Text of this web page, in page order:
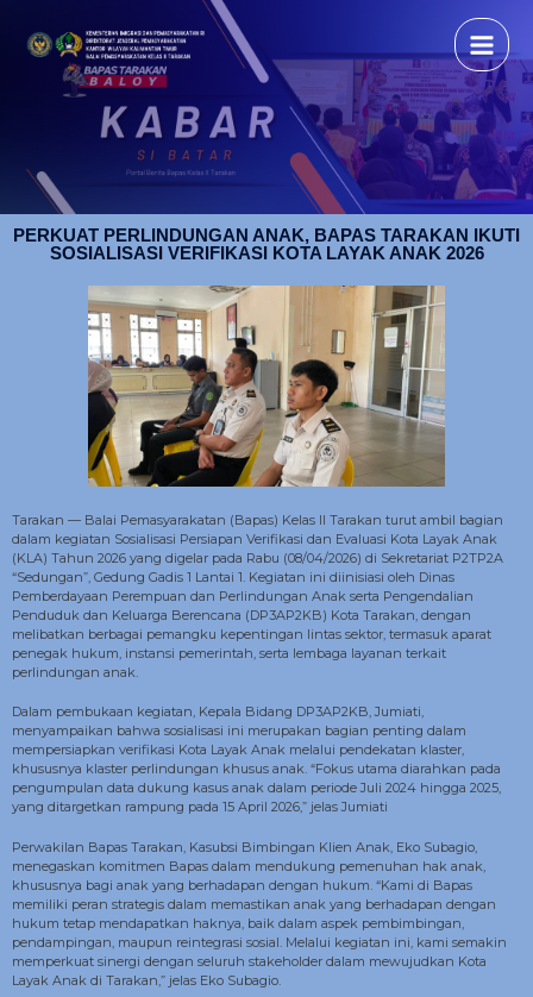
PERKUAT PERLINDUNGAN ANAK, BAPAS TARAKAN IKUTI
SOSIALISASI VERIFIKASI KOTA LAYAK ANAK 2026
Tarakan — Balai Pemasyarakatan (Bapas) Kelas II Tarakan turut ambil bagian
dalam kegiatan Sosialisasi Persiapan Verifikasi dan Evaluasi Kota Layak Anak
(KLA) Tahun 2026 yang digelar pada Rabu (08/04/2026) di Sekretariat P2TP2A
“Sedungan”, Gedung Gadis 1 Lantai 1. Kegiatan ini diinisiasi oleh Dinas
Pemberdayaan Perempuan dan Perlindungan Anak serta Pengendalian
Penduduk dan Keluarga Berencana (DP3AP2KB) Kota Tarakan, dengan
melibatkan berbagai pemangku kepentingan lintas sektor, termasuk aparat
penegak hukum, instansi pemerintah, serta lembaga layanan terkait
perlindungan anak.
Dalam pembukaan kegiatan, Kepala Bidang DP3AP2KB, Jumiati,
menyampaikan bahwa sosialisasi ini merupakan bagian penting dalam
mempersiapkan verifikasi Kota Layak Anak melalui pendekatan klaster,
khususnya klaster perlindungan khusus anak. “Fokus utama diarahkan pada
pengumpulan data dukung kasus anak dalam periode Juli 2024 hingga 2025,
yang ditargetkan rampung pada 15 April 2026,” jelas Jumiati
Perwakilan Bapas Tarakan, Kasubsi Bimbingan Klien Anak, Eko Subagio,
menegaskan komitmen Bapas dalam mendukung pemenuhan hak anak,
khususnya bagi anak yang berhadapan dengan hukum. “Kami di Bapas
memiliki peran strategis dalam memastikan anak yang berhadapan dengan
hukum tetap mendapatkan haknya, baik dalam aspek pembimbingan,
pendampingan, maupun reintegrasi sosial. Melalui kegiatan ini, kami semakin
memperkuat sinergi dengan seluruh stakeholder dalam mewujudkan Kota
Layak Anak di Tarakan,” jelas Eko Subagio.